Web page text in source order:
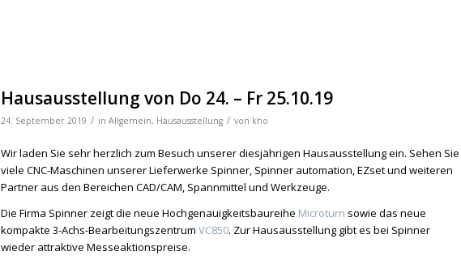
Hausausstellung von Do 24. – Fr 25.10.19
24. September 2019 / in Allgemein, Hausausstellung / von kho
Wir laden Sie sehr herzlich zum Besuch unserer diesjährigen Hausausstellung ein. Sehen Sie
viele CNC-Maschinen unserer Lieferwerke Spinner, Spinner automation, EZset und weiteren
Partner aus den Bereichen CAD/CAM, Spannmittel und Werkzeuge.
Die Firma Spinner zeigt die neue Hochgenauigkeitsbaureihe Microturn sowie das neue
kompakte 3-Achs-Bearbeitungszentrum VC850. Zur Hausausstellung gibt es bei Spinner
wieder attraktive Messeaktionspreise.